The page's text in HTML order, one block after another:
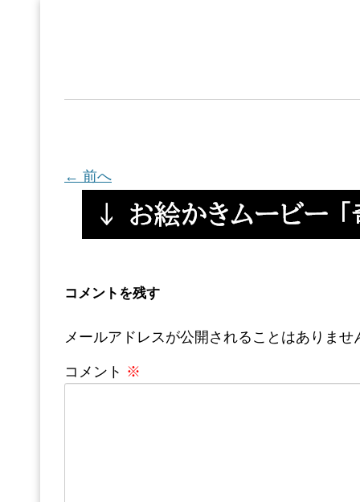
← 前へ
コメントを残す
メールアドレスが公開されることはありませ
コメント ※